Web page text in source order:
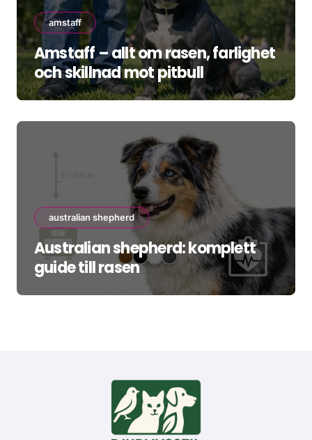
amstaff
Amstaff – allt om rasen, farlighet
och skillnad mot pitbull
australian shepherd
Australian shepherd: komplett
guide till rasen